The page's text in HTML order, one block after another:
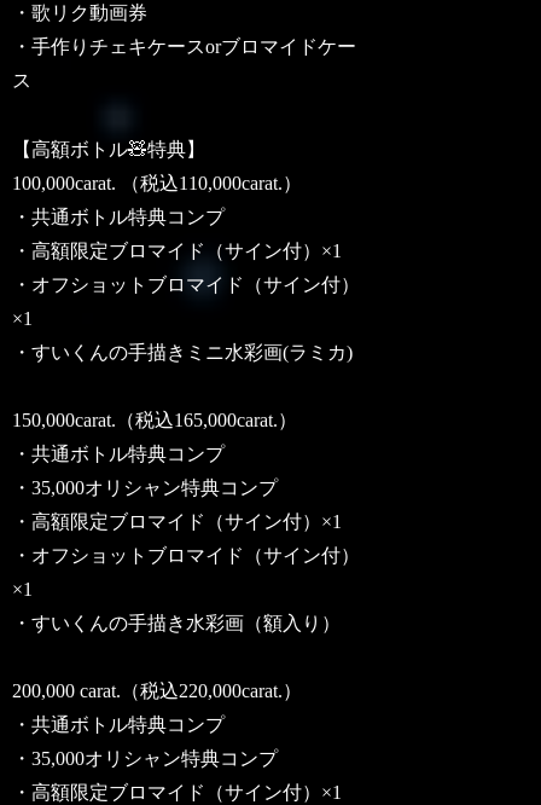
・歌リク動画券
・手作りチェキケースorブロマイドケー
ス
【高額ボトル🧸特典】
100,000carat. （税込110,000carat.）
・共通ボトル特典コンプ
・高額限定ブロマイド（サイン付）×1
・オフショットブロマイド（サイン付）
×1
・すいくんの手描きミニ水彩画(ラミカ)
150,000carat.（税込165,000carat.）
・共通ボトル特典コンプ
・35,000オリシャン特典コンプ
・高額限定ブロマイド（サイン付）×1
・オフショットブロマイド（サイン付）
×1
・すいくんの手描き水彩画（額入り）
200,000 carat.（税込220,000carat.）
・共通ボトル特典コンプ
・35,000オリシャン特典コンプ
・高額限定ブロマイド（サイン付）×1